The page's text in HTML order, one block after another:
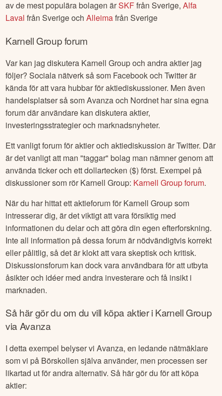
av de mest populära bolagen ärSKFfrånSverige,Alfa
Laval frånSverigeochAlleimafrånSverige
Karnell Groupforum
Var kan jag diskutera Karnell Groupoch andra aktier jag
följer? Sociala nätverk så som Facebook och Twitter är
kända för att vara hubbar för aktiediskussioner. Men även
handelsplatser så som Avanza och Nordnet har sina egna
forum där användare kan diskutera aktier,
investeringsstrategier och marknadsnyheter.
Ett vanligt forum för aktier och aktiediskussion är Twitter. Där
är det vanligt att man "taggar" bolag man nämner genom att
använda ticker och ett dollartecken ($) först. Exempel på
diskussioner som rör Karnell Group: Karnell Groupforum.
När du har hittat ett aktieforum för Karnell Groupsom
intresserar dig, är det viktigt att vara försiktig med
informationen du delar och att göra din egen efterforskning.
Inte all information på dessa forum är nödvändigtvis korrekt
eller pålitlig, så det är klokt att vara skeptisk och kritisk.
Diskussionsforum kan dock vara användbara för att utbyta
åsikter och idéer med andra investerare och få insikt i
marknaden.
Så här gör du om du vill köpa aktier iKarnell Group
via Avanza
I detta exempel belyser vi Avanza, en ledande nätmäklare
som vi på Börskollen själva använder, men processen ser
likartad ut för andra alternativ. Så här gör du för att köpa
aktier: